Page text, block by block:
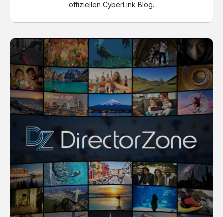
offiziellen CyberLink Blog.